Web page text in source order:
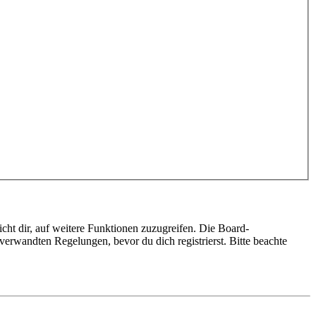
dir, auf weitere Funktionen zuzugreifen. Die Board-
Regelungen, bevor du dich registrierst. Bitte beachte